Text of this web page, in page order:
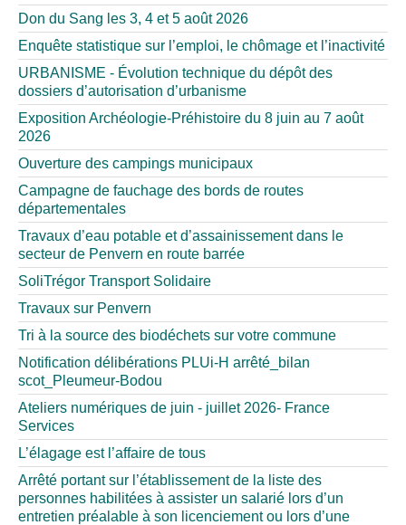
Don du Sang les 3, 4 et 5 août 2026
Enquête statistique sur l’emploi, le chômage et l’inactivité
URBANISME - Évolution technique du dépôt des
dossiers d’autorisation d’urbanisme
Exposition Archéologie-Préhistoire du 8 juin au 7 août
2026
Ouverture des campings municipaux
Campagne de fauchage des bords de routes
départementales
Travaux d’eau potable et d’assainissement dans le
secteur de Penvern en route barrée
SoliTrégor Transport Solidaire
Travaux sur Penvern
Tri à la source des biodéchets sur votre commune
Notification délibérations PLUi-H arrêté_bilan
scot_Pleumeur-Bodou
Ateliers numériques de juin - juillet 2026- France
Services
L’élagage est l’affaire de tous
Arrêté portant sur l’établissement de la liste des
personnes habilitées à assister un salarié lors d’un
entretien préalable à son licenciement ou lors d’une